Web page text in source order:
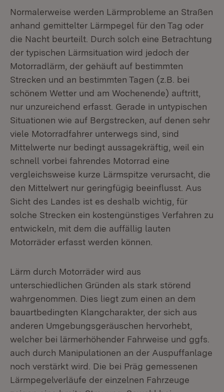
Normalerweise werden Lärmprobleme an Straßen
anhand gemittelter Lärmpegel für den Tag oder
die Nacht beurteilt. Durch solch eine Betrachtung
der typischen Lärmsituation wird jedoch der
Motorradlärm, der gehäuft auf bestimmten
Strecken und an bestimmten Tagen (z.B. bei
schönem Wetter und am Wochenende) auftritt,
nur unzureichend erfasst. Gerade in untypischen
Situationen wie auf Bergstrecken, auf denen sehr
viele Motorradfahrer unterwegs sind, sind
Mittelwerte nur bedingt aussagekräftig, weil ein
schnell vorbei fahrendes Motorrad eine
vergleichsweise kurze Lärmspitze verursacht, die
den Mittelwert nur geringfügig beeinflusst. Aus
Sicht des Landes ist es deshalb wichtig, für
solche Strecken ein kostengünstiges Verfahren zu
entwickeln, mit dem die auffällig lauten
Motorräder erfasst werden können.
Lärm durch Motorräder wird aus
unterschiedlichen Gründen als stark störend
wahrgenommen. Dies liegt zum einen an dem
bauartbedingten Klangcharakter, der sich aus
anderen Umgebungsgeräuschen hervorhebt,
welcher bei lärmerhöhender Fahrweise und ggfs.
auch durch Manipulationen an der Auspuffanlage
noch verstärkt wird. Die bei Präg gemessenen
Lärmpegelverläufe der einzelnen Fahrzeuge